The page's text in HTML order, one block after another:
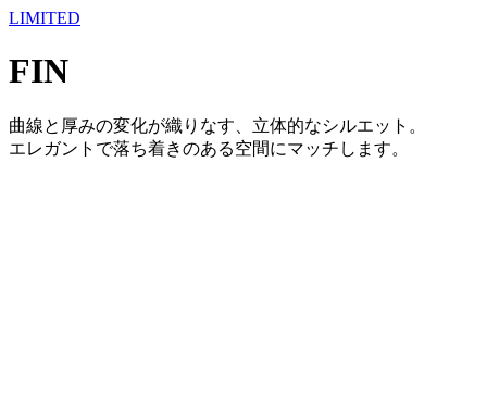
LIMITED
FIN
曲線と厚みの変化が織りなす、立体的なシルエット。
エレガントで落ち着きのある空間にマッチします。